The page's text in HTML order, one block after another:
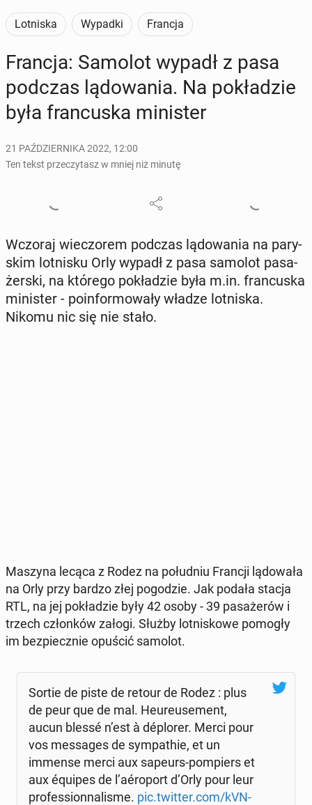
Lotniska Wypadki Francja
Francja: Samolot wypadł z pasa
podczas lą­do­wa­nia. Na po­kła­dzie
była fran­cu­ska mi­ni­ster
21 PAŹDZIERNIKA 2022, 12:00
Ten tekst przeczytasz w mniej niż minutę
Wczoraj wie­czo­rem podczas lą­do­wa­nia na pa­ry­
skim lot­ni­sku Orly wypadł z pasa samolot pa­sa­
żer­ski, na którego po­kła­dzie była m.in. fran­cu­ska
mi­ni­ster - po­in­for­mo­wa­ły władze lot­ni­ska.
Nikomu nic się nie stało.
Maszyna lecąca z Rodez na po­łu­dniu Francji lą­do­wa­ła
na Orly przy bardzo złej po­go­dzie. Jak podała stacja
RTL, na jej po­kła­dzie były 42 osoby - 39 pa­sa­że­rów i
trzech człon­ków załogi. Służby lot­ni­sko­we pomogły
im bez­piecz­nie opuścić samolot.
Sortie de piste de retour de Rodez : plus
de peur que de mal. Heu­reu­se­ment,
aucun blessé n’est à déplo­rer. Merci pour
vos mes­sa­ges de sym­pa­thie, et un
immense merci aux sapeurs-pom­piers et
aux équipes de l’aéro­port d’Orly pour leur
pro­fes­sion­na­li­sme. pic.twitter.com/kVN­